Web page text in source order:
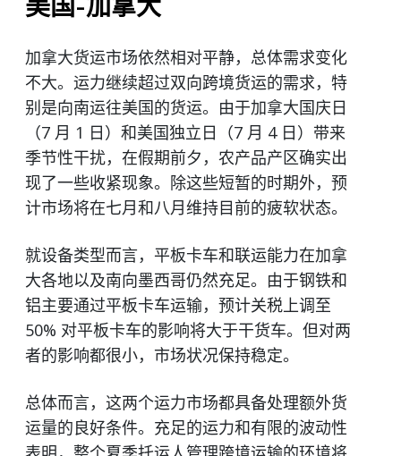
美国-加拿大
加拿大货运市场依然相对平静，总体需求变化
不大。运力继续超过双向跨境货运的需求，特
别是向南运往美国的货运。由于加拿大国庆日
（7 月 1 日）和美国独立日（7 月 4 日）带来
季节性干扰，在假期前夕，农产品产区确实出
现了一些收紧现象。除这些短暂的时期外，预
计市场将在七月和八月维持目前的疲软状态。
就设备类型而言，平板卡车和联运能力在加拿
大各地以及南向墨西哥仍然充足。由于钢铁和
铝主要通过平板卡车运输，预计关税上调至
50% 对平板卡车的影响将大于干货车。但对两
者的影响都很小，市场状况保持稳定。
总体而言，这两个运力市场都具备处理额外货
运量的良好条件。充足的运力和有限的波动性